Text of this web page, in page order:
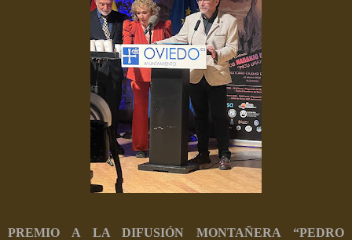
PREMIO A LA DIFUSIÓN MONTAÑERA “PEDRO